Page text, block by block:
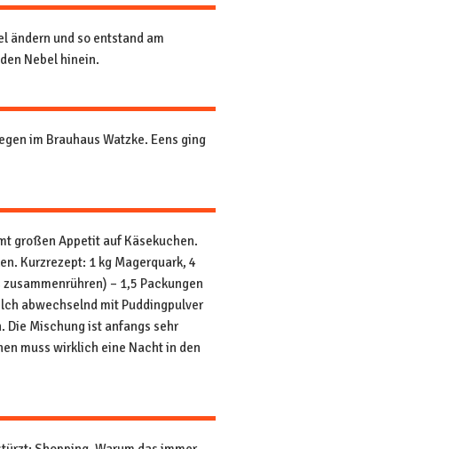
ändern und so entstand am
Nebel hinein.
im Brauhaus Watzke. Eens ging
großen Appetit auf Käsekuchen.
Kurzrezept: 1 kg Magerquark, 4
– 1,5 Packungen
abwechselnd mit Puddingpulver
Die Mischung ist anfangs sehr
muss wirklich eine Nacht in den